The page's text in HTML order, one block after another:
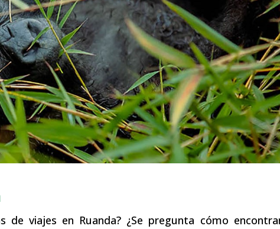
de viajes en Ruanda? ¿Se pregunta cómo